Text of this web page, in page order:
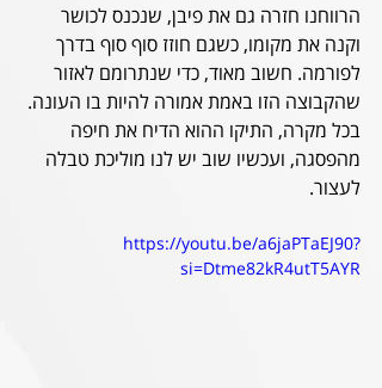
הרווחנו חזרה גם את פיבן, שנכנס לכושר
וקנה את מקומו, כשגם חוזז סוף סוף בדרך
לפורמה. חשוב מאוד, כדי שנתרומם לאזור
שהקבוצה הזו באמת אמורה להיות בו העונה.
בכל מקרה, התיקו ההוא הדיח את חיפה
מהפסגה, ועכשיו שוב יש לנו מוליכת טבלה
לעצור.
https://youtu.be/a6jaPTaEJ90?
si=Dtme82kR4utT5AYR